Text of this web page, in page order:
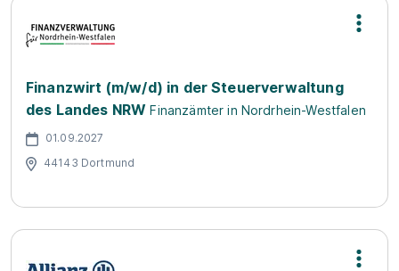
Finanzwirt (m/w/d) in der Steuerverwaltung
des Landes NRW Finanzämter in Nordrhein-Westfalen
01.09.2027
44143 Dortmund